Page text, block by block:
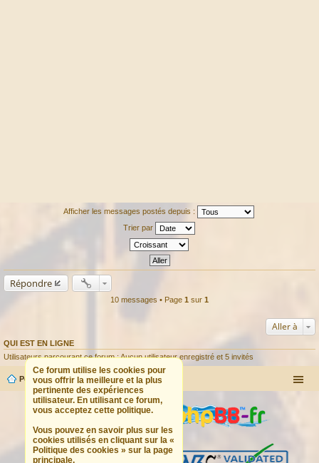
Afficher les messages postés depuis :
Trier par
Répondre
10 messages • Page 1 sur 1
Aller à
QUI EST EN LIGNE
Utilisateurs parcourant ce forum : Aucun utilisateur enregistré et 5 invités
Ce forum utilise les cookies pour
vous offrir la meilleure et la plus
pertinente des expériences
utilisateur. En utilisant ce forum,
vous acceptez cette politique.
Vous pouvez en savoir plus sur les
cookies utilisés en cliquant sur la «
Politique des cookies » sur la page
principale.
Portail Forum